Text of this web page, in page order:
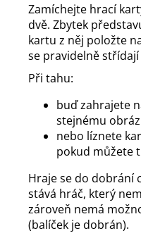
Zamíchejte hrací
dvě. Zbytek
kartu z něj položte
se pravidelně střídají
Při tahu:
buď zahrajete
stejnému
nebo líznete
pokud můžete
Hraje se do dobrání
stává hráč, který
zároveň nemá
(balíček je dobrán).